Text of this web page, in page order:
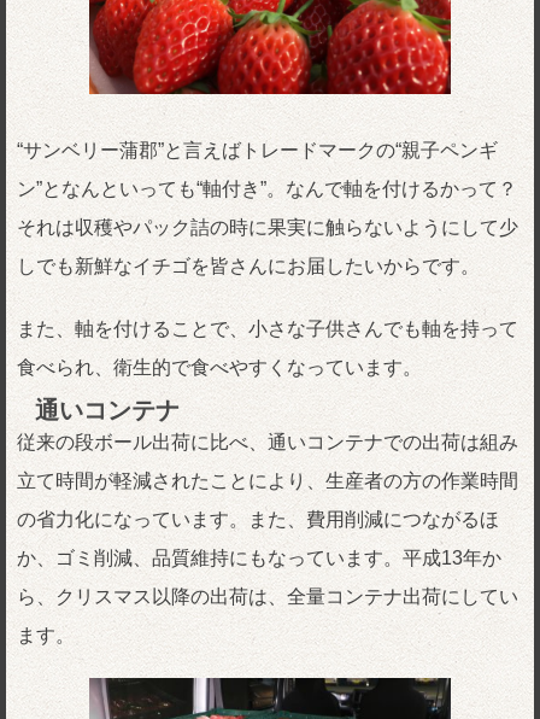
“サンベリー蒲郡”と言えばトレードマークの“親子ペンギ
ン”となんといっても“軸付き”。なんで軸を付けるかって？
それは収穫やパック詰の時に果実に触らないようにして少
しでも新鮮なイチゴを皆さんにお届したいからです。
また、軸を付けることで、小さな子供さんでも軸を持って
食べられ、衛生的で食べやすくなっています。
通いコンテナ
従来の段ボール出荷に比べ、通いコンテナでの出荷は組み
立て時間が軽減されたことにより、生産者の方の作業時間
の省力化になっています。また、費用削減につながるほ
か、ゴミ削減、品質維持にもなっています。平成13年か
ら、クリスマス以降の出荷は、全量コンテナ出荷にしてい
ます。